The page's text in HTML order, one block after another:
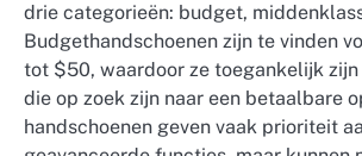
drie categorieën: budget,
Budgethandschoenen zijn te vinden
tot $50, waardoor ze toegankelijk zijn
die op zoek zijn naar een betaalbare
handschoenen geven vaak prioriteit